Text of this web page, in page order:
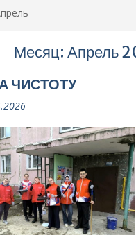
Месяц: Апрель
ЧИСТОТУ